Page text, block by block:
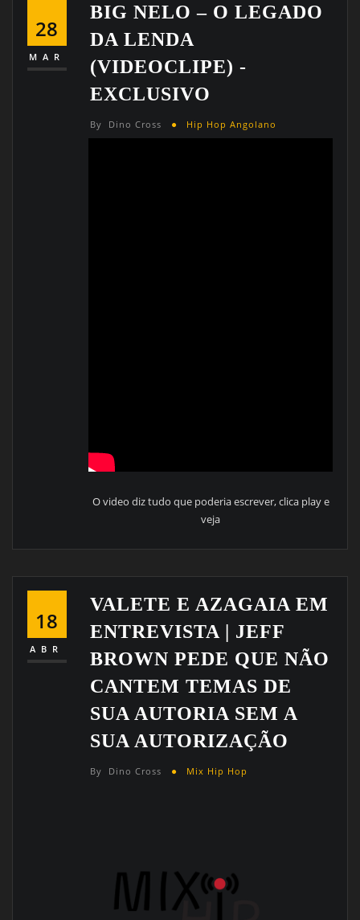
28
MAR
BIG NELO – O LEGADO
DA LENDA
(VIDEOCLIPE) -
EXCLUSIVO
By Dino Cross Hip Hop Angolano
O video diz tudo que poderia escrever, clica play e
veja
18
ABR
VALETE E AZAGAIA EM
ENTREVISTA | JEFF
BROWN PEDE QUE NÃO
CANTEM TEMAS DE
SUA AUTORIA SEM A
SUA AUTORIZAÇÃO
By Dino Cross Mix Hip Hop